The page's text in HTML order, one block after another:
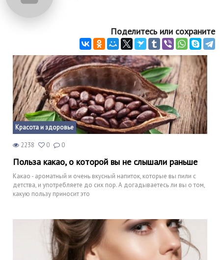
Поделитесь или сохраните
Красота и здоровье
2238 0 0
Польза какао, о которой вы не слышали раньше
Какао - ароматный и очень вкусный напиток, которые вы пили с
детства, и употребляете до сих пор. А догадываетесь ли вы о том,
какую пользу приносит это